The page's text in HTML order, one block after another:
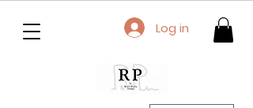
Log in